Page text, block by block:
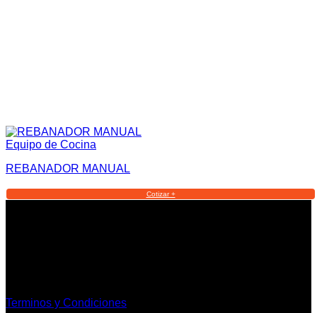
Equipo de Cocina
REBANADOR MANUAL
Cotizar +
Terminos y Condiciones